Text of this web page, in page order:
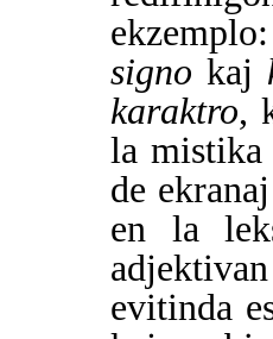
signo kaj
karaktro,
la
de
en la
evitinda